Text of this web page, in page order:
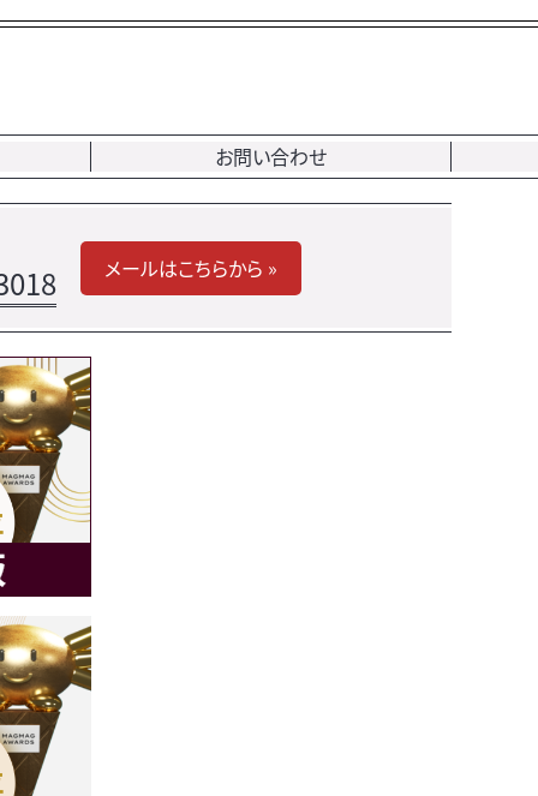
お問い合わせ
メールはこちらから »